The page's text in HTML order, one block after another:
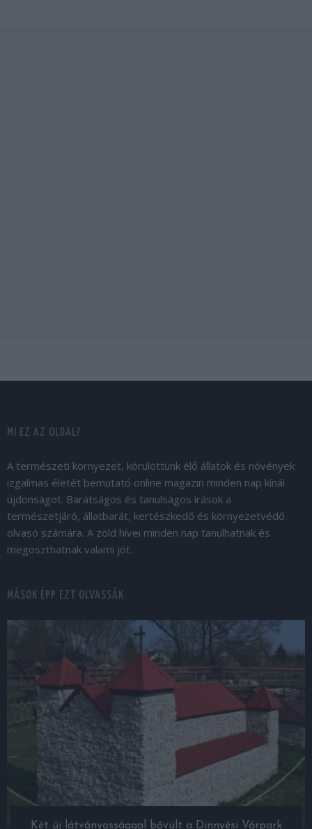
MI EZ AZ OLDAL?
A természeti környezet, körülöttünk élő állatok és növények
izgalmas életét bemutató online magazin minden nap kínál
újdonságot. Barátságos és tanulságos írások a
természetjáró, állatbarát, kertészkedő és környezetvédő
olvasó számára. A zöld hívei minden nap tanulhatnak és
megoszthatnak valami jót.
MÁSOK ÉPP EZT OLVASSÁK
Két új látványossággal bővült a Dinnyési Várpark